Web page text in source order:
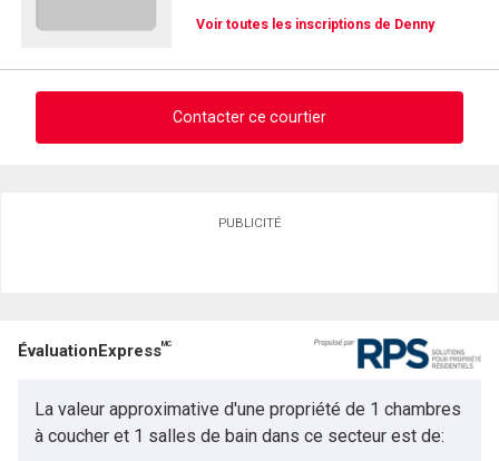
Voir toutes les inscriptions de Denny
Contacter ce courtier
Téléphone
Message
PUBLICITÉ
ÉvaluationExpressMC
La valeur approximative d'une propriété de 1 chambres
à coucher et 1 salles de bain dans ce secteur est de: